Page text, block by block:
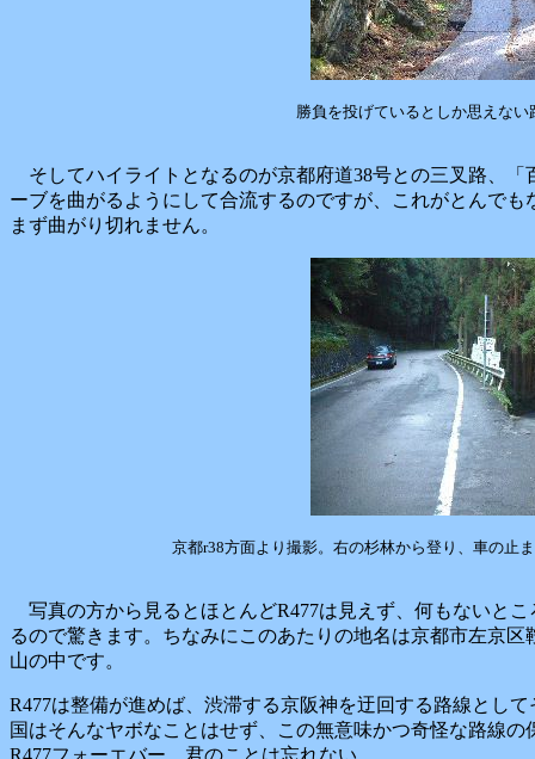
勝負を投げているとしか思えな
そしてハイライトとなるのが京都府道38号との三叉路、「
ーブを曲がるようにして合流するのですが、これがとんで
まず曲がり切れません。
京都r38方面より撮影。右の杉林から登り、車の止
写真の方から見るとほとんどR477は見えず、何もないと
るので驚きます。ちなみにこのあたりの地名は京都市左京
山の中です。
R477は整備が進めば、渋滞する京阪神を迂回する路線とし
国はそんなヤボなことはせず、この無意味かつ奇怪な路線
R477フォーエバー、君のことは忘れない。